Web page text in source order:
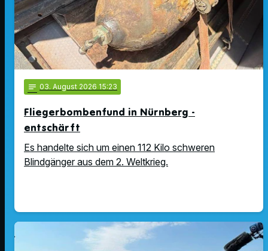
notes 03. August 2026 15:23
Fliegerbombenfund in Nürnberg -
entschärft
Es handelte sich um einen 112 Kilo schweren
Blindgänger aus dem 2. Weltkrieg.